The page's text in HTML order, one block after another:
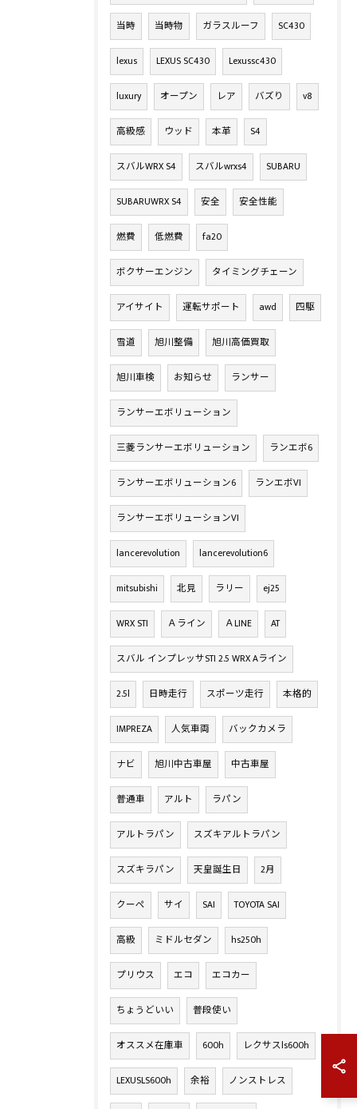
当時 当時物 ガラスルーフ SC430
lexus LEXUS SC430 Lexussc430
luxury オープン レア バズり v8
高級感 ウッド 本革 S4
スバルWRX S4 スバルwrxs4 SUBARU
SUBARUWRX S4 安全 安全性能
燃費 低燃費 fa20
ボクサーエンジン タイミングチェーン
アイサイト 運転サポート awd 四駆
雪道 旭川整備 旭川高価買取
旭川車検 お知らせ ランサー
ランサーエボリューション
三菱ランサーエボリューション ランエボ6
ランサーエボリューション6 ランエボVI
ランサーエボリューションVI
lancerevolution lancerevolution6
mitsubishi 北見 ラリー ej25
WRX STI Ａライン ＡLINE AT
スバル インプレッサSTI 2.5 WRX Aライン
2.5l 日時走行 スポーツ走行 本格的
IMPREZA 人気車両 バックカメラ
ナビ 旭川中古車屋 中古車屋
普通車 アルト ラパン
アルトラパン スズキアルトラパン
スズキラパン 天皇誕生日 2月
クーペ サイ SAI TOYOTA SAI
高級 ミドルセダン hs250h
プリウス エコ エコカー
ちょうどいい 普段使い
オススメ在庫車 600h レクサスls600h
LEXUSLS600h 余裕 ノンストレス